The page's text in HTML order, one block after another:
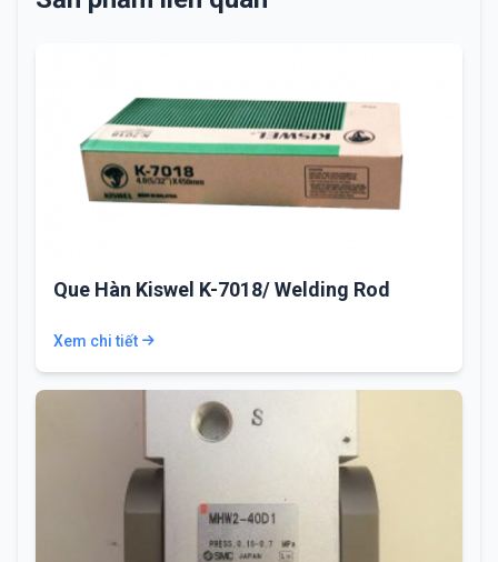
Que Hàn Kiswel K-7018/ Welding Rod
Xem chi tiết